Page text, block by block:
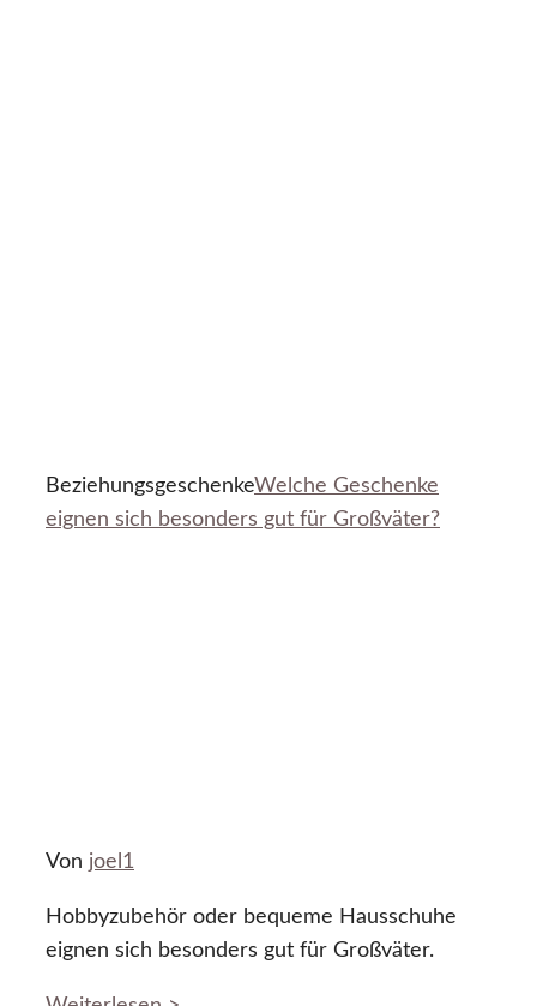
BeziehungsgeschenkeWelche Geschenke
eignen sich besonders gut für Großväter?
Von joel1
Hobbyzubehör oder bequeme Hausschuhe
eignen sich besonders gut für Großväter.